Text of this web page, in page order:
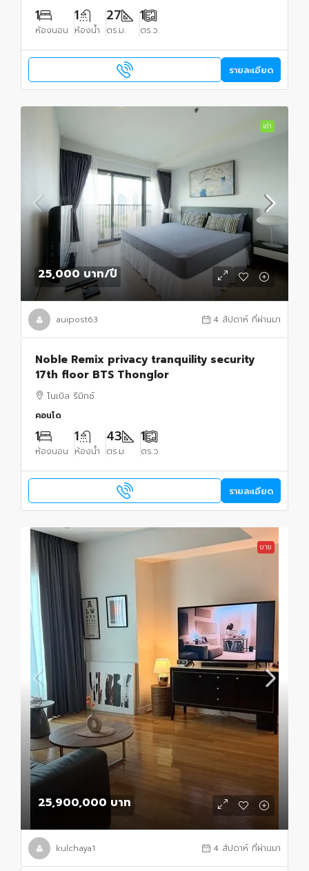
1
ห้องนอน
1
ห้องน้ำ
27
ตร.ม.
1
ตร.ว.
รายละเอียด
เช่า
25,000 บาท/ปี
auipost63 4 สัปดาห์ ที่ผ่านมา
Noble Remix privacy tranquility security
17th floor BTS Thonglor
โนเบิล รีมิกซ์
คอนโด
1
ห้องนอน
1
ห้องน้ำ
43
ตร.ม.
1
ตร.ว.
รายละเอียด
ขาย
25,900,000 บาท
kulchaya1 4 สัปดาห์ ที่ผ่านมา